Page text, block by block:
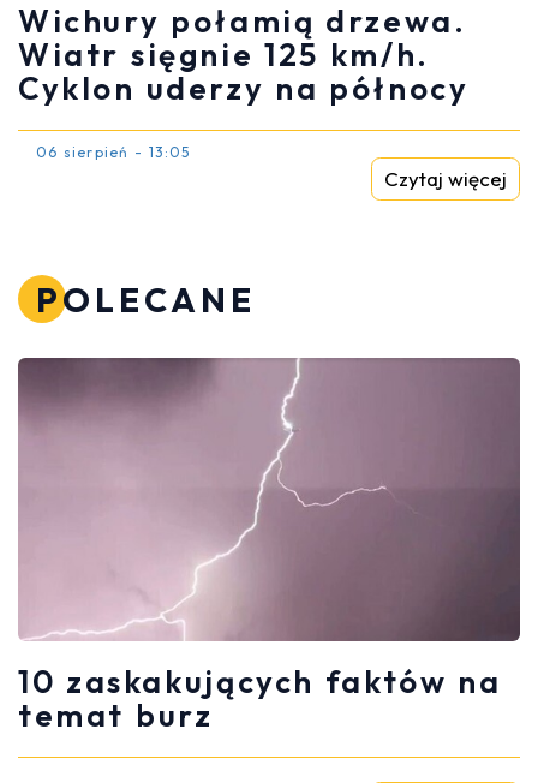
Wichury połamią drzewa.
Wiatr sięgnie 125 km/h.
Cyklon uderzy na północy
06 sierpień - 13:05
Czytaj więcej
POLECANE
10 zaskakujących faktów na
temat burz